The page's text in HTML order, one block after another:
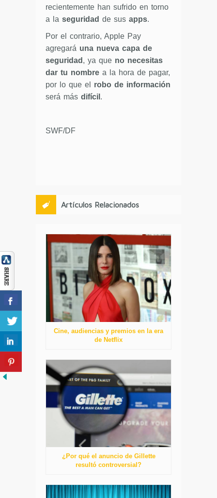
recientemente han sufrido en torno
a la seguridad de sus apps.
Por el contrario, Apple Pay
agregará una nueva capa de
seguridad , ya que no necesitas
dar tu nombre a la hora de pagar,
por lo que el robo de información
será más difícil .
SWF/DF
Artículos Relacionados
Cine, audiencias y premios en la era
de Netflix
¿Por qué el anuncio de Gillette
resultó controversial?